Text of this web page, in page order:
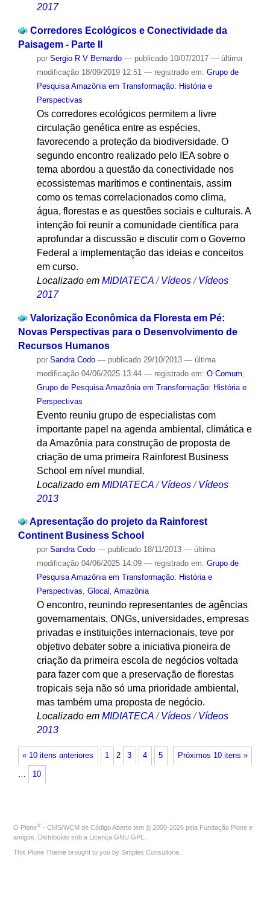
2017
Corredores Ecológicos e Conectividade da
Paisagem - Parte II
por Sergio R V Bernardo — publicado10/07/2017 — última
modificação18/09/2019 12:51 — registrado em: Grupo de
Pesquisa Amazônia em Transformação: História e
Perspectivas
Os corredores ecológicos permitem a livre
circulação genética entre as espécies,
favorecendo a proteção da biodiversidade. O
segundo encontro realizado pelo IEA sobre o
tema abordou a questão da conectividade nos
ecossistemas marítimos e continentais, assim
como os temas correlacionados como clima,
água, florestas e as questões sociais e culturais. A
intenção foi reunir a comunidade científica para
aprofundar a discussão e discutir com o Governo
Federal a implementação das ideias e conceitos
em curso.
Localizado em MIDIATECA /Vídeos /Vídeos
2017
Valorização Econômica da Floresta em Pé:
Novas Perspectivas para o Desenvolvimento de
Recursos Humanos
por Sandra Codo — publicado29/10/2013 — última
modificação04/06/2025 13:44 — registrado em: O Comum
Grupo de Pesquisa Amazônia em Transformação: História e
Perspectivas
Evento reuniu grupo de especialistas com
importante papel na agenda ambiental, climática e
da Amazônia para construção de proposta de
criação de uma primeira Rainforest Business
School em nível mundial.
Localizado em MIDIATECA /Vídeos /Vídeos
2013
Apresentação do projeto da Rainforest
Continent Business School
por Sandra Codo — publicado18/11/2013 — última
modificação04/06/2025 14:09 — registrado em: Grupo de
Pesquisa Amazônia em Transformação: História e
Perspectivas, Glocal , Amazônia
O encontro, reunindo representantes de agências
governamentais, ONGs, universidades, empresas
privadas e instituições internacionais, teve por
objetivo debater sobre a iniciativa pioneira de
criação da primeira escola de negócios voltada
para fazer com que a preservação de florestas
tropicais seja não só uma prioridade ambiental,
mas também uma proposta de negócio.
Localizado em MIDIATECA /Vídeos /Vídeos
2013
« 10 itens anteriores Próximos 10 itens »
1 2 3 4 5
… 10
O Plone® - CMS/WCM de Código Aberto tem © 2000-2026 pela Fundação Plone e
amigos. Distribuído sob a Licença GNU GPL
This Plone Theme brought to you by Simples Consultoria